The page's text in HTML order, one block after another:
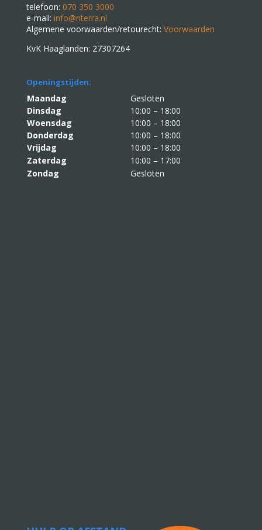
telefoon: 070 350 3000
e-mail: info@nterra.nl
Algemene voorwaarden/retourecht: Voorwaarden
KvK Haaglanden: 27307264
Openingstijden:
Maandag
Gesloten
Dinsdag
10:00 – 18:00
Woensdag
10:00 – 18:00
Donderdag
10:00 – 18:00
Vrijdag
10:00 – 18:00
Zaterdag
10:00 – 17:00
Zondag
Gesloten